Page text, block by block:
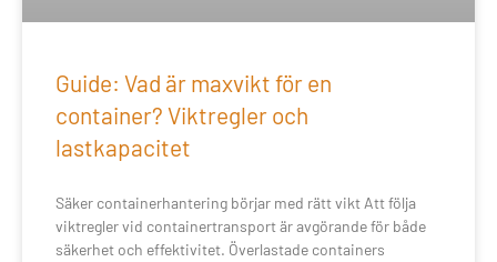
Guide: Vad är maxvikt för en
container? Viktregler och
lastkapacitet
Säker containerhantering börjar med rätt vikt Att följa
viktregler vid containertransport är avgörande för både
säkerhet och effektivitet. Överlastade containers